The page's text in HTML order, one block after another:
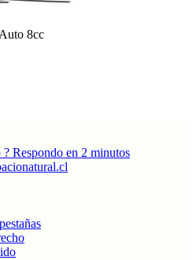
8cc
Respondo en 2 minutos